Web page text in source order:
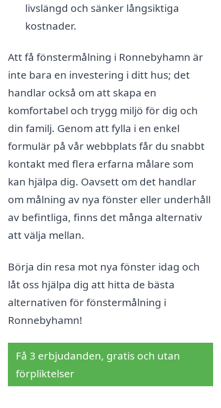
livslängd och sänker långsiktiga
kostnader.
Att få fönstermålning i Ronnebyhamn är
inte bara en investering i ditt hus; det
handlar också om att skapa en
komfortabel och trygg miljö för dig och
din familj. Genom att fylla i en enkel
formulär på vår webbplats får du snabbt
kontakt med flera erfarna målare som
kan hjälpa dig. Oavsett om det handlar
om målning av nya fönster eller underhåll
av befintliga, finns det många alternativ
att välja mellan.
Börja din resa mot nya fönster idag och
låt oss hjälpa dig att hitta de bästa
alternativen för fönstermålning i
Ronnebyhamn!
Få 3 erbjudanden, gratis och utan
förpliktelser